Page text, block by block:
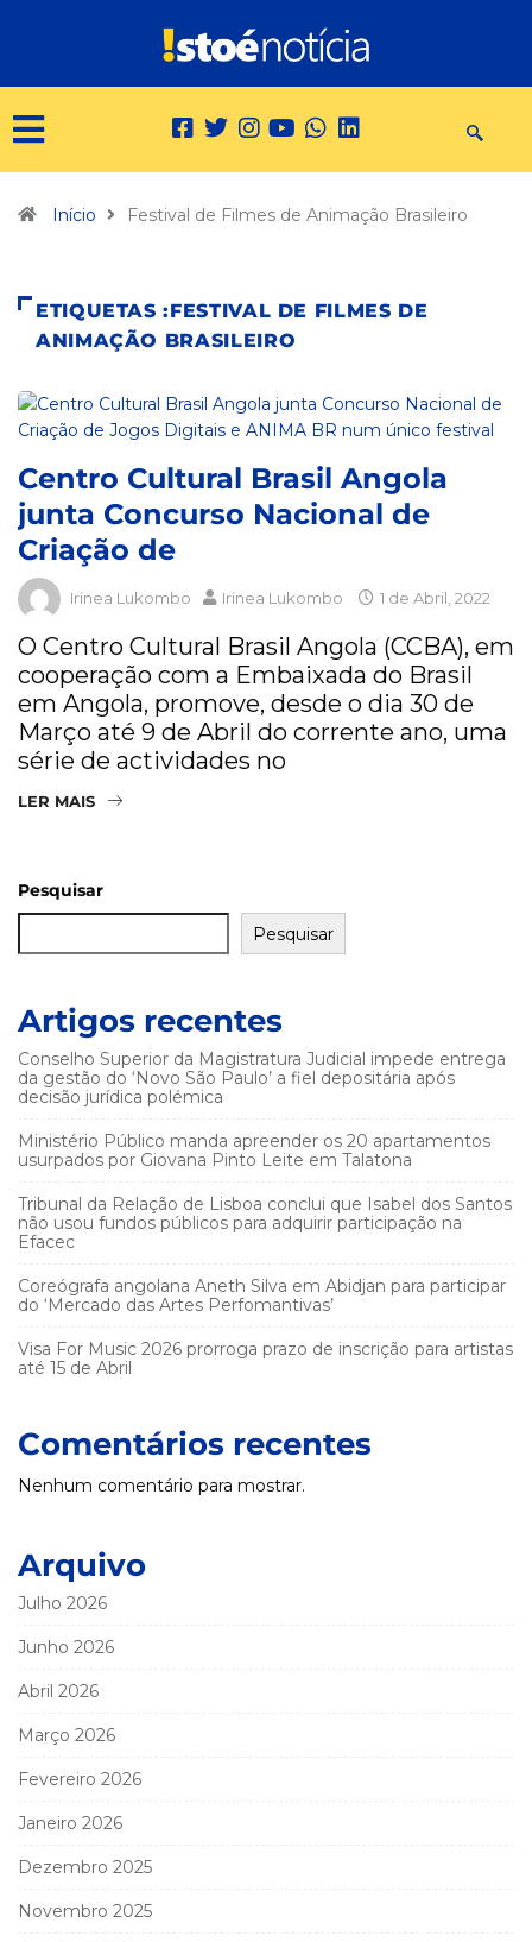
Início Festival de Filmes de Animação Brasileiro
ETIQUETAS :FESTIVAL DE FILMES DE
ANIMAÇÃO BRASILEIRO
Centro Cultural Brasil Angola
junta Concurso Nacional de
Criação de
Irinea Lukombo Irinea Lukombo 1 de Abril, 2022
O Centro Cultural Brasil Angola (CCBA), em
cooperação com a Embaixada do Brasil
em Angola, promove, desde o dia 30 de
Março até 9 de Abril do corrente ano, uma
série de actividades no
LER MAIS
Pesquisar
Pesquisar
Artigos recentes
Conselho Superior da Magistratura Judicial impede entrega
da gestão do ‘Novo São Paulo’ a fiel depositária após
decisão jurídica polémica
Ministério Público manda apreender os 20 apartamentos
usurpados por Giovana Pinto Leite em Talatona
Tribunal da Relação de Lisboa conclui que Isabel dos Santos
não usou fundos públicos para adquirir participação na
Efacec
Coreógrafa angolana Aneth Silva em Abidjan para participar
do ‘Mercado das Artes Perfomantivas’
Visa For Music 2026 prorroga prazo de inscrição para artistas
até 15 de Abril
Comentários recentes
Nenhum comentário para mostrar.
Arquivo
Julho 2026
Junho 2026
Abril 2026
Março 2026
Fevereiro 2026
Janeiro 2026
Dezembro 2025
Novembro 2025